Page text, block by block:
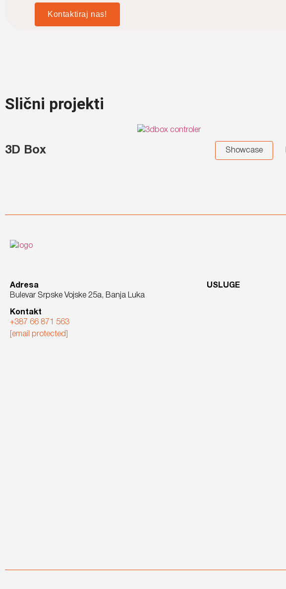
Kontaktiraj nas!
Slični projekti
3D Box Showcase
Adresa
Bulevar Srpske Vojske 25a, Banja Luka
Kontakt
+387 66 871 563
[email protected]
USLUGE